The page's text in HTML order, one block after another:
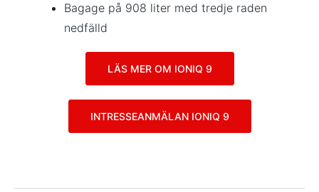
Bagage på 908 liter med tredje raden
nedfälld
LÄS MER OM IONIQ 9
INTRESSEANMÄLAN IONIQ 9